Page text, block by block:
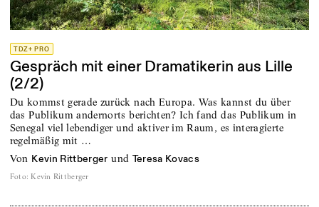
TDZ+ PRO
Gespräch mit einer Dramatikerin aus Lille
(2/2)
Du kommst gerade zurück nach Europa. Was kannst du über
das Publikum andernorts berichten? Ich fand das Publikum in
Senegal viel lebendiger und aktiver im Raum, es interagierte
regelmäßig mit …
von Kevin Rittberger und Teresa Kovacs
Foto: Kevin Rittberger